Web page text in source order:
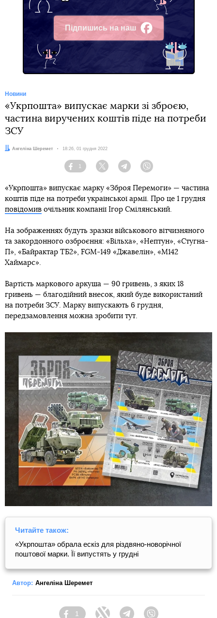
Підпишись на наш
Facebook
Новини
«Укрпошта» випускає марки зі зброєю,
частина виручених коштів піде на потреби
ЗСУ
Автор:
Ангеліна Шеремет Дата:
18:26, 01 грудня 2022
Facebook
1
Twitter TelegramViber
«Укрпошта» випускає марку «Зброя Перемоги» — частина
коштів піде на потреби української армії. Про це 1 грудня
повідомив очільник компанії Ігор Смілянський.
На зображеннях будуть зразки військового вітчизняного
та закордонного озброєння: «Вільха», «Нептун», «Стугна-
П», «Байрактар ТБ2», FGM-149 «Джавелін», «M142
Хаймарс».
Вартість маркового аркуша — 90 гривень, з яких 18
гривень — благодійний внесок, який буде використаний
на потреби ЗСУ. Марку випускають 6 грудня,
передзамовлення можна зробити тут.
Читайте також:
«Укрпошта» обрала ескіз для різдвяно-новорічної
поштової марки. Її випустять у грудні
Автор: Ангеліна Шеремет
1